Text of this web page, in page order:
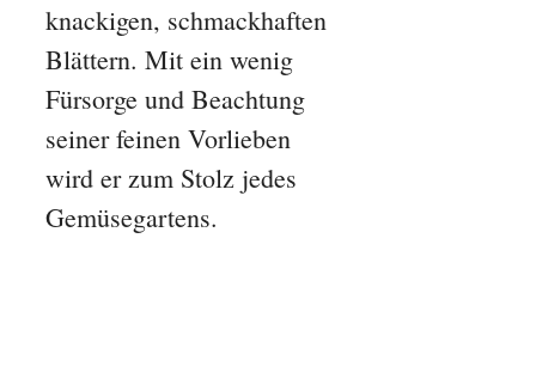
knackigen, schmackhaften
Blättern. Mit ein wenig
Fürsorge und Beachtung
seiner feinen Vorlieben
wird er zum Stolz jedes
Gemüsegartens.